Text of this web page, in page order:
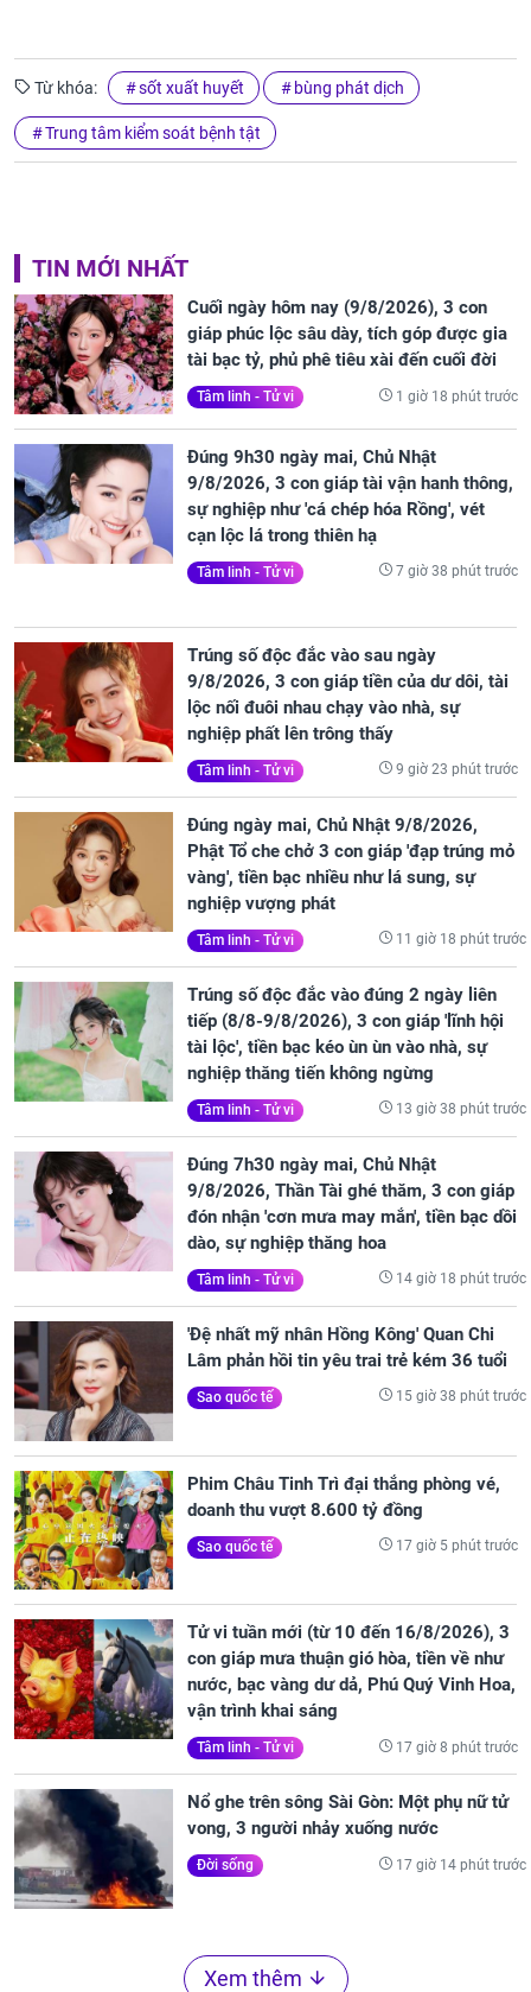
Từ khóa: sốt xuất huyết bùng phát dịch
Trung tâm kiểm soát bệnh tật
TIN MỚI NHẤT
Cuối ngày hôm nay (9/8/2026), 3 con
giáp phúc lộc sâu dày, tích góp được gia
tài bạc tỷ, phủ phê tiêu xài đến cuối đời
Tâm linh - Tử vi 1 giờ 18 phút trước
Đúng 9h30 ngày mai, Chủ Nhật
9/8/2026, 3 con giáp tài vận hanh thông,
sự nghiệp như 'cá chép hóa Rồng', vét
cạn lộc lá trong thiên hạ
Tâm linh - Tử vi 7 giờ 38 phút trước
Trúng số độc đắc vào sau ngày
9/8/2026, 3 con giáp tiền của dư dôi, tài
lộc nối đuôi nhau chạy vào nhà, sự
nghiệp phất lên trông thấy
Tâm linh - Tử vi 9 giờ 23 phút trước
Đúng ngày mai, Chủ Nhật 9/8/2026,
Phật Tổ che chở 3 con giáp 'đạp trúng mỏ
vàng', tiền bạc nhiều như lá sung, sự
nghiệp vượng phát
Tâm linh - Tử vi 11 giờ 18 phút trước
Trúng số độc đắc vào đúng 2 ngày liên
tiếp (8/8-9/8/2026), 3 con giáp 'lĩnh hội
tài lộc', tiền bạc kéo ùn ùn vào nhà, sự
nghiệp thăng tiến không ngừng
Tâm linh - Tử vi 13 giờ 38 phút trước
Đúng 7h30 ngày mai, Chủ Nhật
9/8/2026, Thần Tài ghé thăm, 3 con giáp
đón nhận 'cơn mưa may mắn', tiền bạc dồi
dào, sự nghiệp thăng hoa
Tâm linh - Tử vi 14 giờ 18 phút trước
'Đệ nhất mỹ nhân Hồng Kông' Quan Chi
Lâm phản hồi tin yêu trai trẻ kém 36 tuổi
Sao quốc tế 15 giờ 38 phút trước
Phim Châu Tinh Trì đại thắng phòng vé,
doanh thu vượt 8.600 tỷ đồng
Sao quốc tế 17 giờ 5 phút trước
Tử vi tuần mới (từ 10 đến 16/8/2026), 3
con giáp mưa thuận gió hòa, tiền về như
nước, bạc vàng dư dả, Phú Quý Vinh Hoa,
vận trình khai sáng
Tâm linh - Tử vi 17 giờ 8 phút trước
Nổ ghe trên sông Sài Gòn: Một phụ nữ tử
vong, 3 người nhảy xuống nước
Đời sống 17 giờ 14 phút trước
Xem thêm